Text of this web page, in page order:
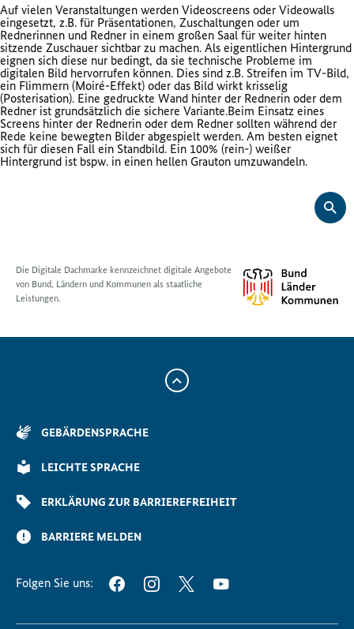
Auf vielen Veranstaltungen werden Videoscreens oder Videowalls
eingesetzt, z.B. für Präsentationen, Zuschaltungen oder um
Rednerinnen und Redner in einem großen Saal für weiter hinten
sitzende Zuschauer sichtbar zu machen. Als eigentlichen Hintergrund
eignen sich diese nur bedingt, da sie technische Probleme im
digitalen Bild hervorrufen können. Dies sind z.B. Streifen im TV-Bild,
ein Flimmern (Moiré-Effekt) oder das Bild wirkt krisselig
(Posterisation). Eine gedruckte Wand hinter der Rednerin oder dem
Redner ist grundsätzlich die sichere Variante.Beim Einsatz eines
Screens hinter der Rednerin oder dem Redner sollten während der
Rede keine bewegten Bilder abgespielt werden. Am besten eignet
sich für diesen Fall ein Standbild. Ein 100% (rein-) weißer
Hintergrund ist bspw. in einen hellen Grauton umzuwandeln.
Die Digitale Dachmarke kennzeichnet digitale Angebote
von Bund, Ländern und Kommunen als staatliche
Leistungen.
Zum
GEBÄRDENSPRACHE
LEICHTE SPRACHE
ERKLÄRUNG ZUR BARRIEREFREIHEIT
BARRIERE MELDEN
Folgen Sie uns: FACEBOOKINSTAGRAM
TWITTERYOUTUBE